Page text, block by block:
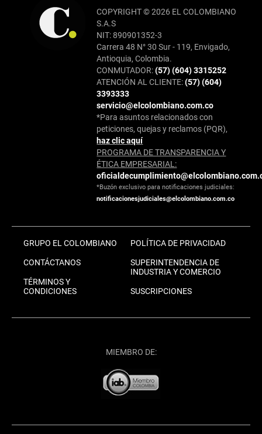
COPYRIGHT © 2026 EL COLOMBIANO
S.A.S
NIT: 890901352-3
Carrera 48 N° 30 Sur - 119, Envigado,
Antioquia, Colombia.
CONMUTADOR:(57) (604) 3315252
ATENCIÓN AL CLIENTE:(57) (604)
3393333
servicio@elcolombiano.com.co
*Para asuntos relacionados con
peticiones, quejas y reclamos (PQR),
haz clic aquí
PROGRAMA DE TRANSPARENCIA Y
ÉTICA EMPRESARIAL:
*Buzón exclusivo para notificaciones judiciales:
notificacionesjudiciales@elcolombiano.com.co
GRUPO EL COLOMBIANO
CONTÁCTANOS
TÉRMINOS Y
CONDICIONES
POLÍTICA DE PRIVACIDAD
SUPERINTENDENCIA DE
INDUSTRIA Y COMERCIO
SUSCRIPCIONES
MIEMBRO DE: